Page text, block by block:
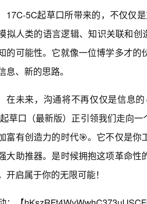
17C-5C起草口所带来的，不仅仅
拟人类的语言逻辑、知识关联和
的可能性。它就像一位博学多才
息、新的思路。
在未来，沟通将不再仅仅是信息
草口（最新版）正引领我们走向
富有创造力的时代🎯。它不仅是
大助推器。是时候拥抱这项革命
开启属于你的无限可能！